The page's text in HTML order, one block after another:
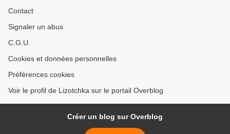
Contact
Signaler un abus
C.G.U.
Cookies et données personnelles
Préférences cookies
Voir le profil de Lizotchka sur le portail Overblog
Créer un blog sur Overblog